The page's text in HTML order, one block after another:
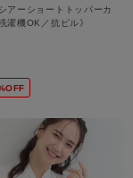
アーショートトッパーカ
濯機OK／抗ピル》